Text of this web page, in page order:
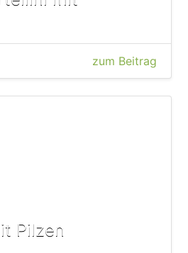
zum Beitrag
Pilzen